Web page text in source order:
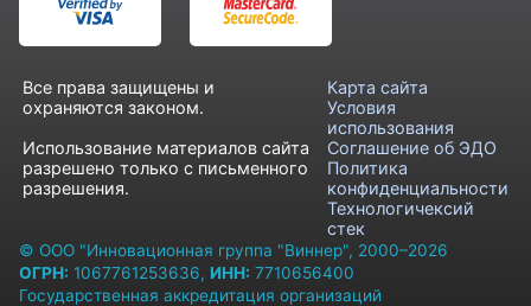
Все права защищены и
охраняются законом.
Использование материалов сайта
разрешено только с письменного
разрешения.
Карта сайта
Условия
использования
Соглашение об ЭДО
Политика
конфиденциальности
Технологичексий
стек
© ООО "Инновационная группа "Виннер", 2000–2026
ОГРН: 1067761253636, ИНН: 7710656400
Государственная аккредитация организаций